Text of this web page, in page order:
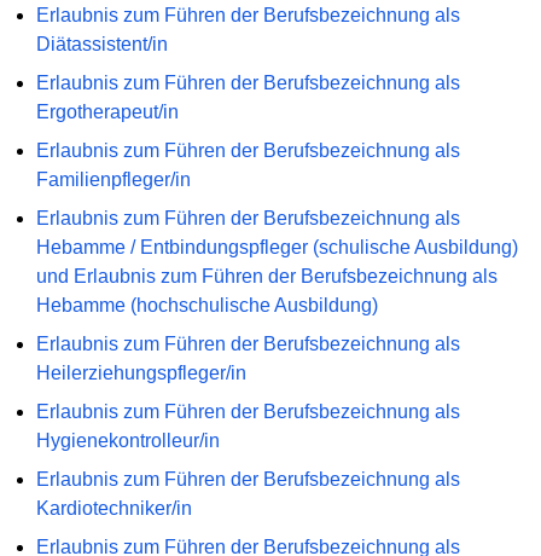
Erlaubnis zum Führen der Berufsbezeichnung als
Diätassistent/in
Erlaubnis zum Führen der Berufsbezeichnung als
Ergotherapeut/in
Erlaubnis zum Führen der Berufsbezeichnung als
Familienpfleger/in
Erlaubnis zum Führen der Berufsbezeichnung als
Hebamme / Entbindungspfleger (schulische Ausbildung)
und Erlaubnis zum Führen der Berufsbezeichnung als
Hebamme (hochschulische Ausbildung)
Erlaubnis zum Führen der Berufsbezeichnung als
Heilerziehungspfleger/in
Erlaubnis zum Führen der Berufsbezeichnung als
Hygienekontrolleur/in
Erlaubnis zum Führen der Berufsbezeichnung als
Kardiotechniker/in
Erlaubnis zum Führen der Berufsbezeichnung als